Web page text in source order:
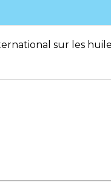
sur les